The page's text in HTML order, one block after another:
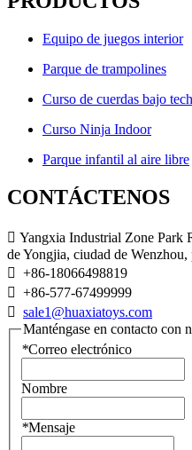
Equipo de juegos interior
Parque de trampolines
Curso de cuerdas bajo
Curso Ninja Indoor
Parque infantil al aire libre
CONTÁCTENOS
 Yangxia Industrial Zone Park
de Yongjia, ciudad de
 +86-18066498819
 +86-577-67499999
 sale1@huaxiatoys.com
Manténgase en contacto con
*Correo electrónico
Nombre
*Mensaje